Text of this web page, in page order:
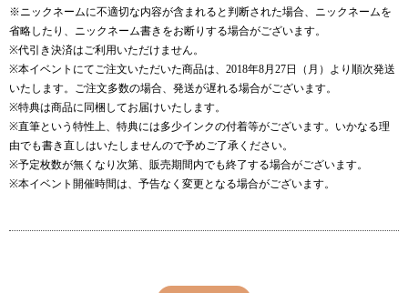
※ニックネームに不適切な内容が含まれると判断された場合、ニックネームを
省略したり、ニックネーム書きをお断りする場合がございます。
※代引き決済はご利用いただけません。
※本イベントにてご注文いただいた商品は、2018年8月27日（月）より順次発送
いたします。ご注文多数の場合、発送が遅れる場合がございます。
※特典は商品に同梱してお届けいたします。
※直筆という特性上、特典には多少インクの付着等がございます。いかなる理
由でも書き直しはいたしませんので予めご了承ください。
※予定枚数が無くなり次第、販売期間内でも終了する場合がございます。
※本イベント開催時間は、予告なく変更となる場合がございます。